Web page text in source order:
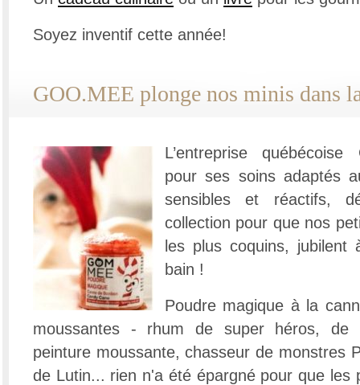
Soyez inventif cette année!
GOO.MEE plonge nos minis dans
L’entreprise
pour ses soins adaptés
sensibles et réactifs,
collection pour que nos
les plus coquins, jubilent
bain !
Poudre magique à la
moussantes - rhum de super héros, de
peinture moussante, chasseur de monstres
de Lutin... rien n'a été épargné pour que les